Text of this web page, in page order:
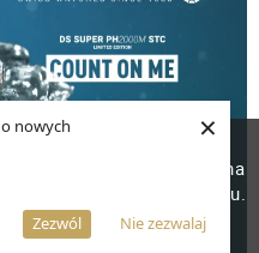
nowych
Nie zezwalaj
Zezwól
×
korzystamy z plików
iż wyrażasz zgodę na
w Twoim urządzeniu.
Więcej informacji